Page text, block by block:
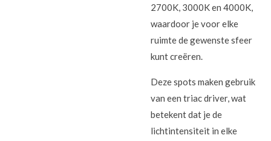
2700K, 3000K en 4000K,
waardoor je voor elke
ruimte de gewenste sfeer
kunt creëren.
Deze spots maken gebruik
van een triac driver, wat
betekent dat je de
lichtintensiteit in elke